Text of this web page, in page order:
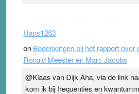
Hans1263
on Bedenkingen bij het rapport over
Ronald Meester en Marc Jacobs
@Klaas van Dijk Aha, via de link
kom ik bij frequenties en